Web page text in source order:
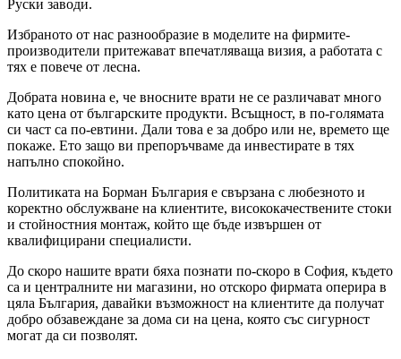
Руски заводи.
Избраното от нас разнообразие в моделите на фирмите-
производители притежават впечатляваща визия, а работата с
тях е повече от лесна.
Добрата новина е, че вносните врати не се различават много
като цена от българските продукти. Всъщност, в по-голямата
си част са по-евтини. Дали това е за добро или не, времето ще
покаже. Ето защо ви препоръчваме да инвестирате в тях
напълно спокойно.
Политиката на Борман България е свързана с любезното и
коректно обслужване на клиентите, висококачествените стоки
и стойностния монтаж, който ще бъде извършен от
квалифицирани специалисти.
До скоро нашите врати бяха познати по-скоро в София, където
са и централните ни магазини, но отскоро фирмата оперира в
цяла България, давайки възможност на клиентите да получат
добро обзавеждане за дома си на цена, която със сигурност
могат да си позволят.